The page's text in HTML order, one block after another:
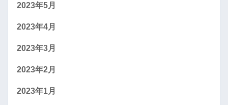
2023年5月
2023年4月
2023年3月
2023年2月
2023年1月